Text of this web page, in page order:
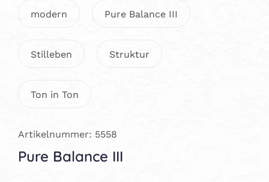
modern Pure Balance III
Stilleben Struktur
Ton in Ton
Artikelnummer: 5558
Pure Balance III